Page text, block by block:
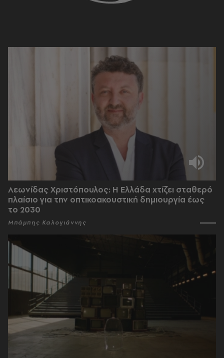
Λεωνίδας Χριστόπουλος: Η Ελλάδα χτίζει σταθερό
πλαίσιο για την οπτικοακουστική δημιουργία έως
το 2030
Μπάμπης Καλογιάννης